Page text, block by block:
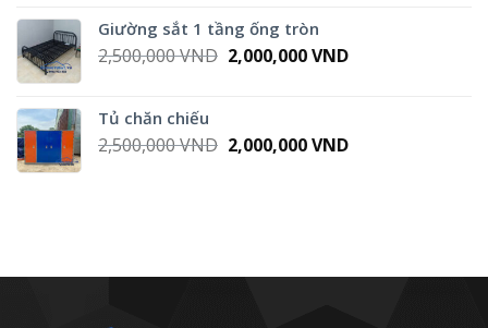
1,900,000 VND.
Giường sắt 1 tầng ống tròn
2,500,000VND Original
2,000,000VNDCurrent
Tủ chăn chiếu
2,500,000VND Original
2,000,000VNDCurrent